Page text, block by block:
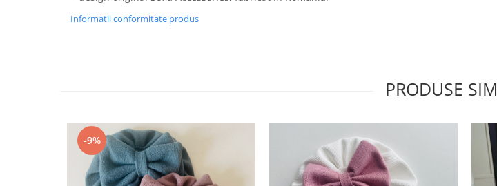
Informatii conformitate produs
PRODUSE
-9%